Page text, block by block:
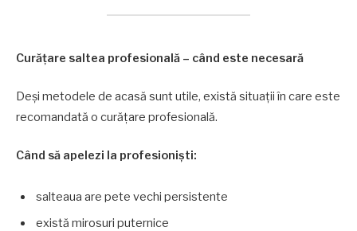
Curățare saltea profesională – când este necesară
Deși metodele de acasă sunt utile, există situații în care este
recomandată o curățare profesională.
Când să apelezi la profesioniști:
salteaua are pete vechi persistente
există mirosuri puternice